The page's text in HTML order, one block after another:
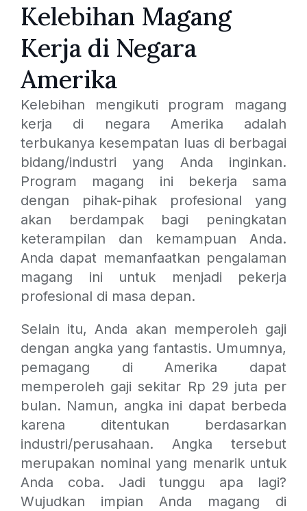
Kelebihan Magang
Kerja di Negara
Amerika
Kelebihan mengikuti program magang
kerja di negara Amerika adalah
terbukanya kesempatan luas di berbagai
bidang/industri yang Anda inginkan.
Program magang ini bekerja sama
dengan pihak-pihak profesional yang
akan berdampak bagi peningkatan
keterampilan dan kemampuan Anda.
Anda dapat memanfaatkan pengalaman
magang ini untuk menjadi pekerja
profesional di masa depan.
Selain itu, Anda akan memperoleh gaji
dengan angka yang fantastis. Umumnya,
pemagang di Amerika dapat
memperoleh gaji sekitar Rp 29 juta per
bulan. Namun, angka ini dapat berbeda
karena ditentukan berdasarkan
industri/perusahaan. Angka tersebut
merupakan nominal yang menarik untuk
Anda coba. Jadi tunggu apa lagi?
Wujudkan impian Anda magang di